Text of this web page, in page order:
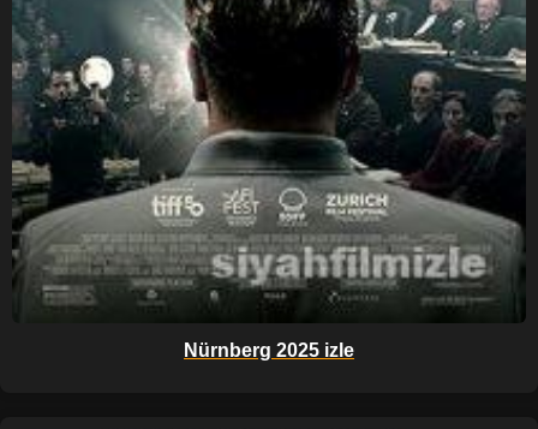
Nürnberg 2025 izle